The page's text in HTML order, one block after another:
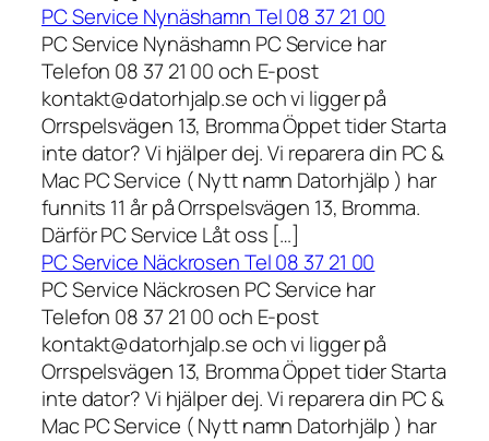
PC Service Nynäshamn Tel 08 37 21 00
PC Service Nynäshamn PC Service har
Telefon 08 37 21 00 och E-post
kontakt@datorhjalp.se och vi ligger på
Orrspelsvägen 13, Bromma Öppet tider Starta
inte dator? Vi hjälper dej. Vi reparera din PC &
Mac PC Service ( Nytt namn Datorhjälp ) har
funnits 11 år på Orrspelsvägen 13, Bromma.
Därför PC Service Låt oss […]
PC Service Näckrosen Tel 08 37 21 00
PC Service Näckrosen PC Service har
Telefon 08 37 21 00 och E-post
kontakt@datorhjalp.se och vi ligger på
Orrspelsvägen 13, Bromma Öppet tider Starta
inte dator? Vi hjälper dej. Vi reparera din PC &
Mac PC Service ( Nytt namn Datorhjälp ) har